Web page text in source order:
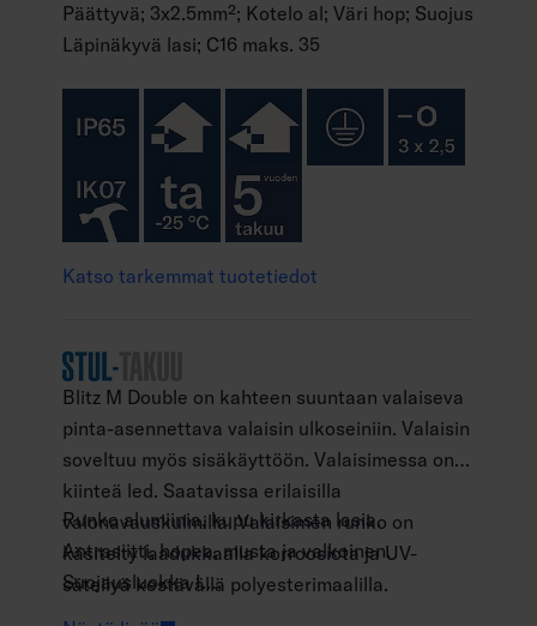
Päättyvä; 3x2.5mm²; Kotelo al; Väri hop; Suojus
Läpinäkyvä lasi; C16 maks. 35
Katso tarkemmat tuotetiedot
Blitz M Double on kahteen suuntaan valaiseva
pinta-asennettava valaisin ulkoseiniin. Valaisin
soveltuu myös sisäkäyttöön. Valaisimessa on
kiinteä led. Saatavissa erilaisilla
valonavauskulmilla. Valaisimen runko on
käsitelty laadukkaalla korroosiota ja UV-
säteilyä kestävällä polyesterimaalilla.
Runko alumiinia, kupu kirkasta lasia.
Antrasiitti, hopea, musta ja valkoinen.
Suojausluokka I.